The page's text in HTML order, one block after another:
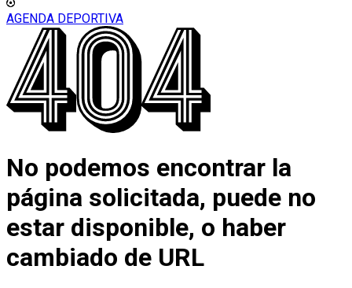
AGENDA DEPORTIVA
No podemos encontrar la
página solicitada, puede no
estar disponible, o haber
cambiado de URL